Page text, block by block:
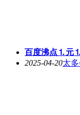
百度沸点⒈元⒈
2025-04-20太